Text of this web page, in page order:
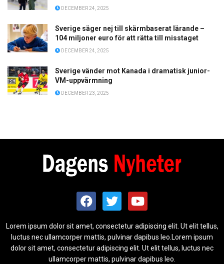
DECEMBER 24, 2025
Sverige säger nej till skärmbaserat lärande –
104 miljoner euro för att rätta till misstaget
DECEMBER 24, 2025
Sverige vänder mot Kanada i dramatisk junior-
VM-uppvärmning
DECEMBER 23, 2025
Lorem ipsum dolor sit amet, consectetur adipiscing elit. Ut elit tellus,
luctus nec ullamcorper mattis, pulvinar dapibus leo.Lorem ipsum
dolor sit amet, consectetur adipiscing elit. Ut elit tellus, luctus nec
ullamcorper mattis, pulvinar dapibus leo.